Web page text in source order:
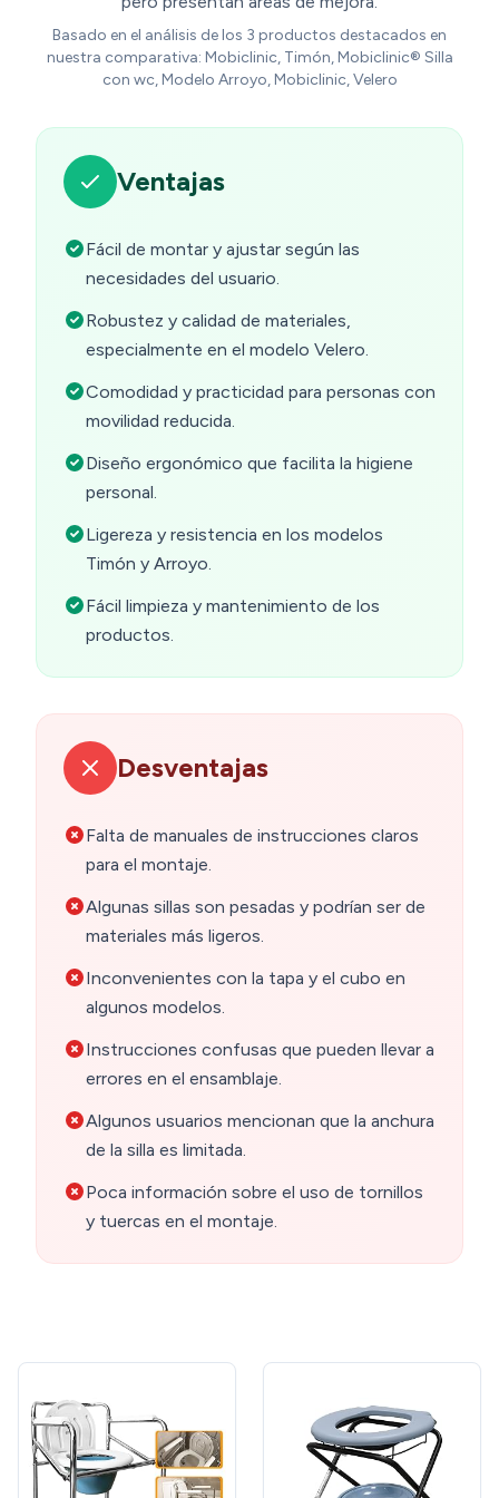
Basado en el análisis de los 3 productos destacados en
nuestra comparativa: Mobiclinic, Timón, Mobiclinic® Silla
con wc, Modelo Arroyo, Mobiclinic, Velero
Ventajas
Fácil de montar y ajustar según las
necesidades del usuario.
Robustez y calidad de materiales,
especialmente en el modelo Velero.
Comodidad y practicidad para personas con
movilidad reducida.
Diseño ergonómico que facilita la higiene
personal.
Ligereza y resistencia en los modelos
Timón y Arroyo.
Fácil limpieza y mantenimiento de los
productos.
Desventajas
Falta de manuales de instrucciones claros
para el montaje.
Algunas sillas son pesadas y podrían ser de
materiales más ligeros.
Inconvenientes con la tapa y el cubo en
algunos modelos.
Instrucciones confusas que pueden llevar a
errores en el ensamblaje.
Algunos usuarios mencionan que la anchura
de la silla es limitada.
Poca información sobre el uso de tornillos
y tuercas en el montaje.